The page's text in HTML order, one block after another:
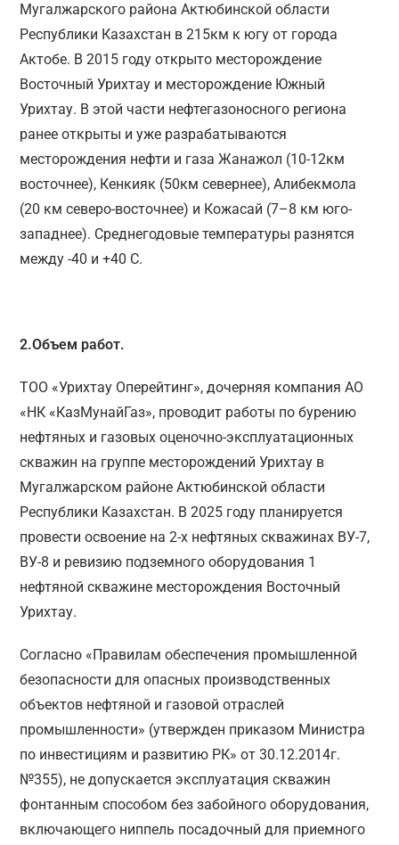
Мугалжарского района Актюбинской области
Республики Казахстан в 215км к югу от города
Актобе. В 2015 году открыто месторождение
Восточный Урихтау и месторождение Южный
Урихтау. В этой части нефтегазоносного региона
ранее открыты и уже разрабатываются
месторождения нефти и газа Жанажол (10-12км
восточнее), Кенкияк (50км севернее), Алибекмола
(20 км северо-восточнее) и Кожасай (7–8 км юго-
западнее). Среднегодовые температуры разнятся
между -40 и +40 С.
2.Объем работ.
ТОО «Урихтау Оперейтинг», дочерняя компания АО
«НК «КазМунайГаз», проводит работы по бурению
нефтяных и газовых оценочно-эксплуатационных
скважин на группе месторождений Урихтау в
Мугалжарском районе Актюбинской области
Республики Казахстан. В 2025 году планируется
провести освоение на 2-х нефтяных скважинах ВУ-7,
ВУ-8 и ревизию подземного оборудования 1
нефтяной скважине месторождения Восточный
Урихтау.
Согласно «Правилам обеспечения промышленной
безопасности для опасных производственных
объектов нефтяной и газовой отраслей
промышленности» (утвержден приказом Министра
по инвестициям и развитию РК» от 30.12.2014г.
№355), не допускается эксплуатация скважин
фонтанным способом без забойного оборудования,
включающего ниппель посадочный для приемного